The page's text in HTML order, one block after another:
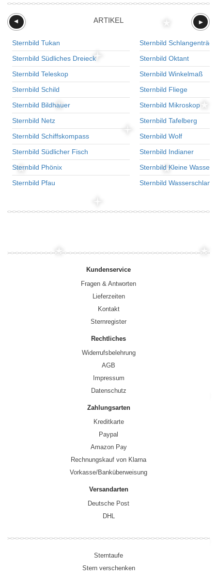
ARTIKEL ►
►
Sternbild Tukan
Sternbild Südliches Dreieck
Sternbild Teleskop
Sternbild Schild
Sternbild Bildhauer
Sternbild Netz
Sternbild Schiffskompass
Sternbild Südlicher Fisch
Sternbild Phönix
Sternbild Pfau
Sternbild
Sternbild Oktant
Sternbild Winkelmaß
Sternbild Fliege
Sternbild Mikroskop
Sternbild Tafelberg
Sternbild Wolf
Sternbild Indianer
Sternbild Kleine
Sternbild
Kundenservice
Fragen & Antworten
Lieferzeiten
Kontakt
Sternregister
Rechtliches
Widerrufsbelehrung
AGB
Impressum
Datenschutz
Zahlungsarten
Kreditkarte
Paypal
Amazon Pay
Rechnungskauf von Klarna
Vorkasse/Banküberweisung
Versandarten
Deutsche Post
DHL
Sterntaufe
Stern verschenken